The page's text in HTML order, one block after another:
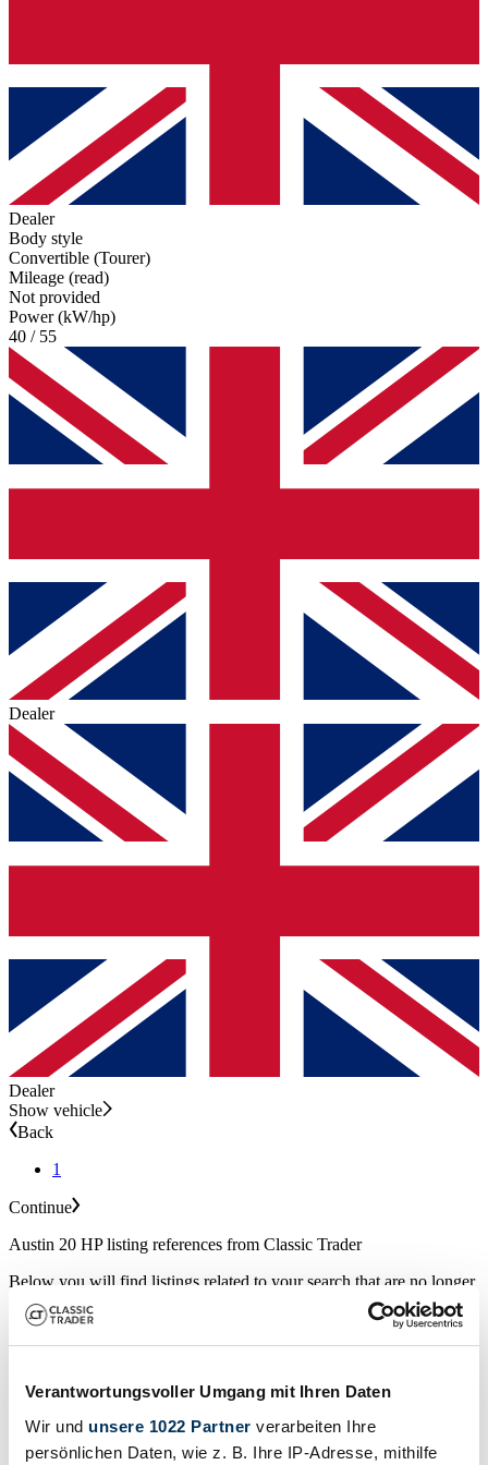
Verantwortungsvoller Umgang mit Ihren Daten
Wir und unsere 1022 Partner verarbeiten Ihre
persönlichen Daten, wie z. B. Ihre IP-Adresse, mithilfe
Dealer
Body style
Convertible (Tourer)
Mileage (read)
Not provided
Power (kW/hp)
40 / 55
Dealer
Dealer
Show vehicle
Back
1
Continue
Austin 20 HP listing references from Classic Trader
Below you will find listings related to your search that are no longer
available on Classic Trader. Use this information to gain insight into
availability, value trends, and current pricing for a "Austin 20 HP"